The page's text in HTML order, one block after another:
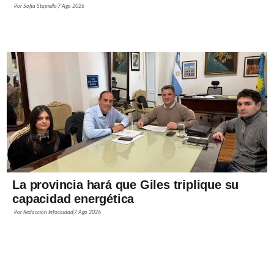
PorSofía Stupiello 7 Ago 2026
La provincia hará que Giles triplique su
capacidad energética
PorRedacción Infociudad 7 Ago 2026